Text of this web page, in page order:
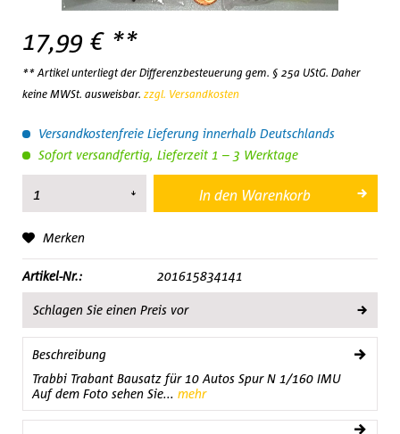
17,99 € **
** Artikel unterliegt der Differenzbesteuerung gem. § 25a UStG. Daher
keine MWSt. ausweisbar. zzgl. Versandkosten
Versandkostenfreie Lieferung innerhalb Deutschlands
Sofort versandfertig, Lieferzeit 1 – 3 Werktage
In den Warenkorb
Merken
Artikel-Nr.: 201615834141
Schlagen Sie einen Preis vor
Beschreibung
Trabbi Trabant Bausatz für 10 Autos Spur N 1/160 IMU
Auf dem Foto sehen Sie... mehr